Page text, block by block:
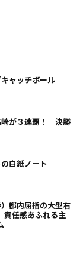
ャッチボール
崎が３連覇！ 決勝
白紙ノート
都内屈指の大型右
責任感あふれる主